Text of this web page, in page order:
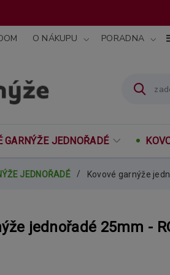
O NÁKUPU PORADNA
GARNÝŽE JEDNOŘADÉ
JEDNOŘADÉ Kovové garnýže
jednořadé 25mm -